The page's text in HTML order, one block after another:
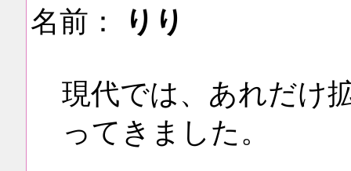
名前：
りり
現代では、あれだけ
ってきました。